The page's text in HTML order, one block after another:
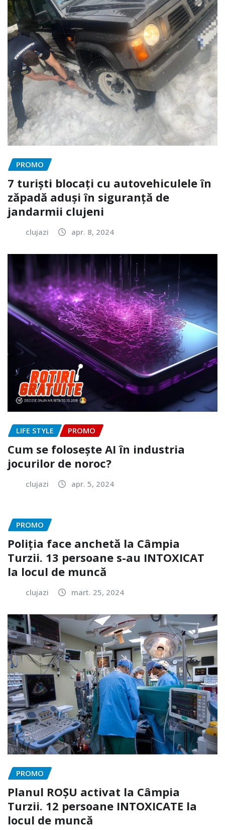
PROMO
7 turiști blocați cu autovehiculele în
zăpadă aduși în siguranță de
jandarmii clujeni
clujazi apr. 8, 2024
LIFE STYLE PROMO
Cum se folosește AI în industria
jocurilor de noroc?
clujazi apr. 5, 2024
PROMO
Poliția face anchetă la Câmpia
Turzii. 13 persoane s-au INTOXICAT
la locul de muncă
clujazi mart. 25, 2024
PROMO
Planul ROȘU activat la Câmpia
Turzii. 12 persoane INTOXICATE la
locul de muncă